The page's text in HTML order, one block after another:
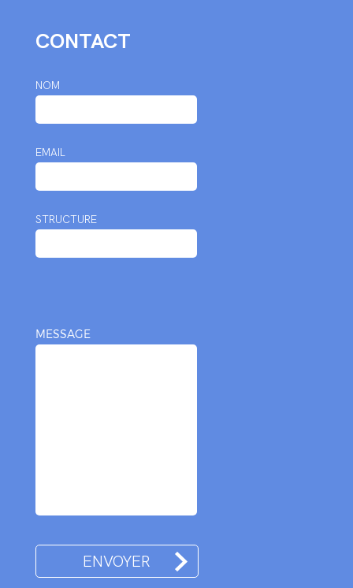
CONTACT
NOM
EMAIL
STRUCTURE
MESSAGE